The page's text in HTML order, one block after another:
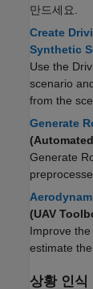
만드세요.
Create
Synthetic
Use the
scenario
from the
Generate
Generate
(UAV
Improve
estimate
상황 인식